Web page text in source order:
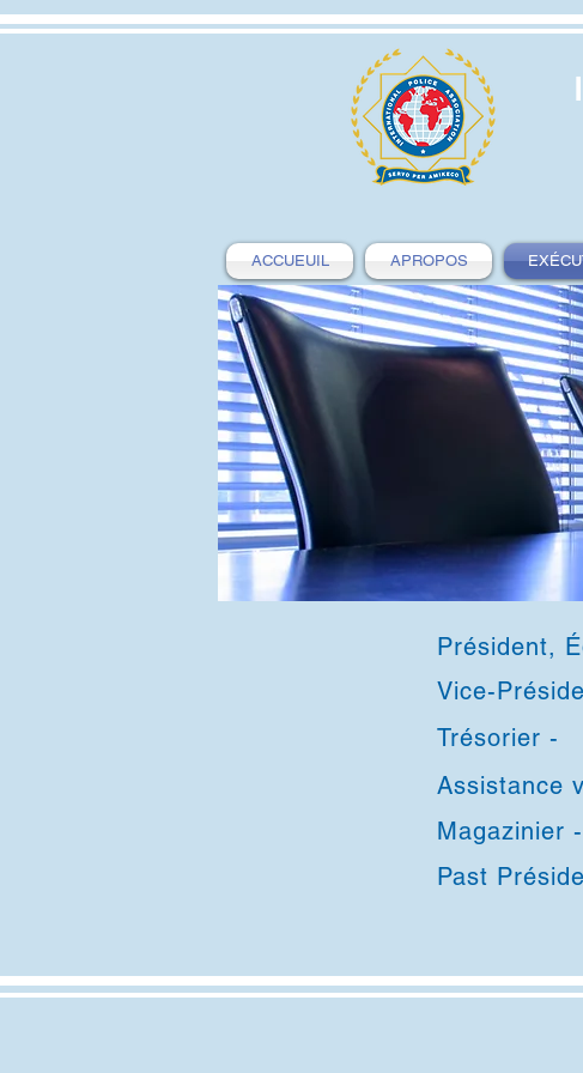
Vice-
Past
ACCUEUIL APROPOS